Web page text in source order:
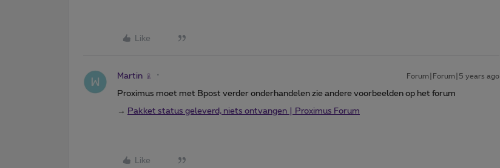
Like
Martin Forum|Forum|5 years ago
Proximus moet met Bpost verder onderhandelen zie andere voorbeelden op het forum
→ Pakket status geleverd, niets ontvangen | Proximus Forum
Like